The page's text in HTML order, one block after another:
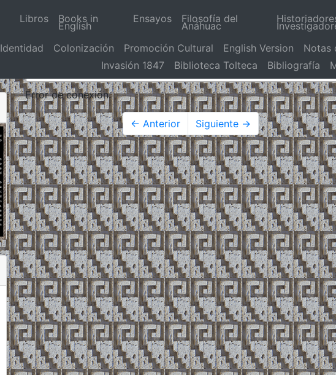
Libros Books in
English
Ensayos Filosofía del
Anáhuac
Identidad Colonización Promoción Cultural English Version Notas
Invasión 1847
Biblioteca Tolteca Bibliografía
Error de conexión.
← Anterior Siguiente →